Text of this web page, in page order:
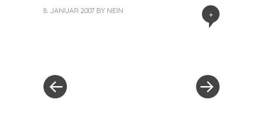
+
8. JANUAR 2007 BY NEIN